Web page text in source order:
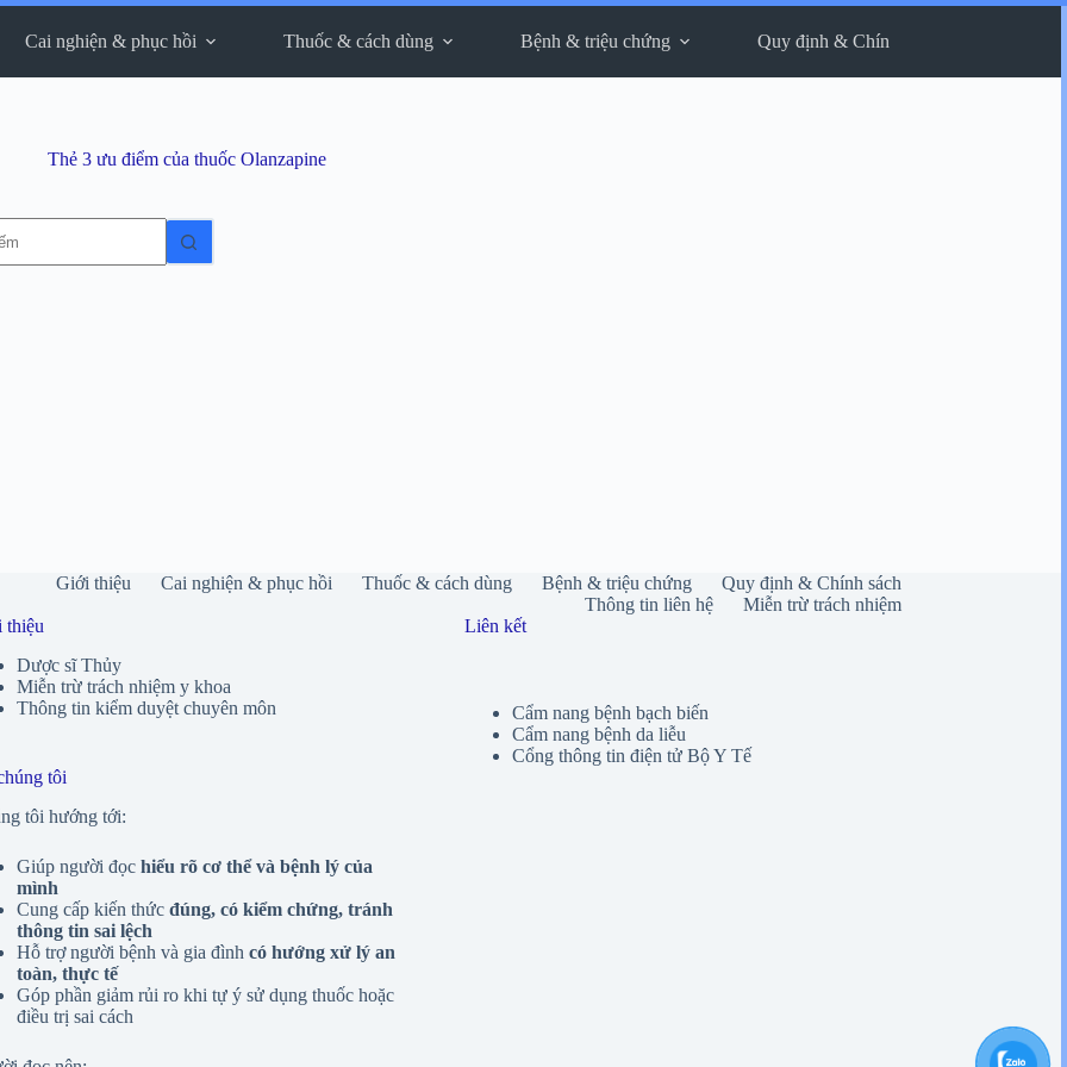
Cai nghiện & phục hồi Thuốc & cách dùng Bệnh & triệu chứng Quy định & Chính sách
Thẻ3 ưu điểm của thuốc Olanzapine
Giới thiệu Cai nghiện & phục hồi Thuốc & cách dùng Bệnh & triệu chứng
Quy định & Chính sách
Thông tin liên hệ
Miễn trừ trách nhiệm
thiệu
Dược sĩ Thủy
Miễn trừ trách nhiệm y khoa
Thông tin kiểm duyệt chuyên môn
tôi
tôi hướng tới:
Giúp người đọc hiểu rõ cơ thể và bệnh lý của
mình
Cung cấp kiến thức đúng, có kiểm chứng, tránh
thông tin sai lệch
Hỗ trợ người bệnh và gia đình có hướng xử lý an
toàn, thực tế
Góp phần giảm rủi ro khi tự ý sử dụng thuốc hoặc
điều trị sai cách
Liên kết
Cẩm nang bệnh bạch biến
Cẩm nang bệnh da liễu
Cổng thông tin điện tử Bộ Y Tế